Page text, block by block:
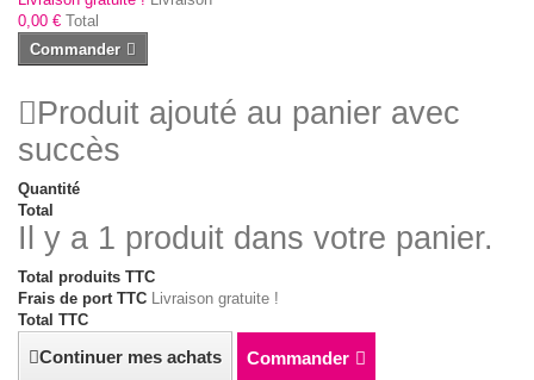
0,00 € Total
Commander
Produit ajouté au panier avec
succès
Quantité
Total
Il y a 1 produit dans votre panier.
Total produits TTC
Frais de port TTC Livraison gratuite !
Total TTC
Continuer mes achats Commander